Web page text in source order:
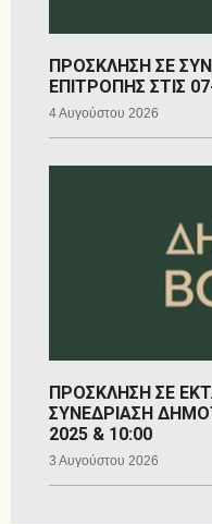
ΠΡΟΣΚΛΗΣΗ ΣΕ
ΕΠΙΤΡΟΠΗΣ ΣΤΙΣ
4 Αυγούστου 2026
ΠΡΟΣΚΛΗΣΗ ΣΕ
ΣΥΝΕΔΡΙΑΣΗ
2025 & 10:00
3 Αυγούστου 2026